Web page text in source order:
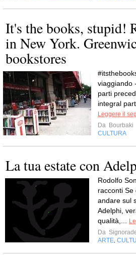
It's the books, stupid!
in New York.
bookstores
viaggiando
parti
integral
Leggere il
Da Bourbaki
CULTURA
La tua estate con
Rodolfo
racconti Se
andare sul
Adelphi,
qualità,...
Da
ARTE